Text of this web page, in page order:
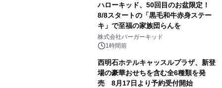
ハローキッド、50回目のお盆限定！
8/8スタートの「黒毛和牛赤身ステー
キ」で至福の家族団らんを
株式会社バーガーキッド
1時間前
西明石ホテルキャッスルプラザ、新登
場の豪華おせちを含む全6種類を発
売 8月17日より予約受付開始